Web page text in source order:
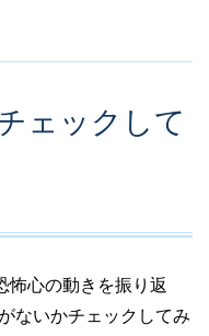
ェックして
怖心の動きを振り返
ないかチェックしてみ